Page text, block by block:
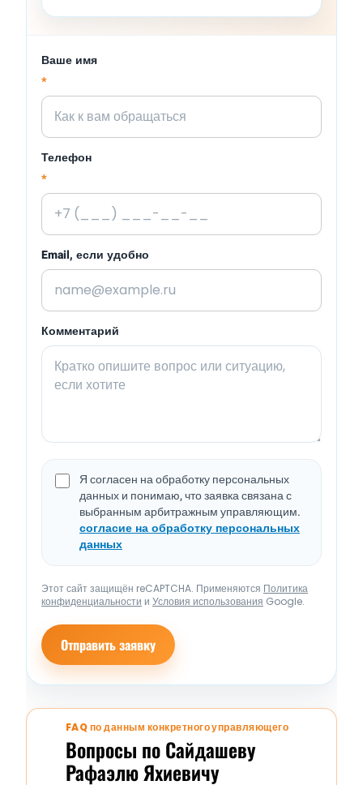
Ваше имя
*
Телефон
*
Email, если удобно
Комментарий
Я согласен на обработку персональных
данных и понимаю, что заявка связана с
выбранным арбитражным управляющим.
согласие на обработку персональных
данных
Этот сайт защищён reCAPTCHA. Применяются Политика
конфиденциальности и Условия использования Google.
Отправить заявку
FAQ по данным конкретного управляющего
Вопросы по Сайдашеву
Рафаэлю Яхиевичу